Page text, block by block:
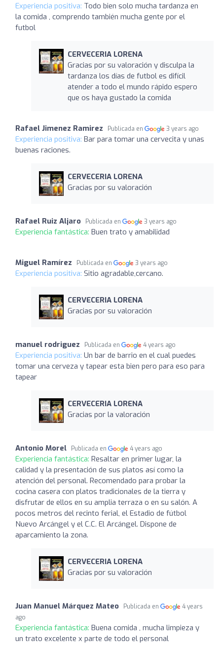
Experiencia positiva: Todo bien solo mucha tardanza en
la comida , comprendo también mucha gente por el
futbol
CERVECERIA LORENA
Gracias por su valoración y disculpa la
tardanza los días de futbol es difícil
atender a todo el mundo rápido espero
que os haya gustado la comida
Rafael Jimenez Ramirez Publicada en 3 years ago
Experiencia positiva: Bar para tomar una cervecita y unas
buenas raciones.
CERVECERIA LORENA
Gracias por su valoración
Rafael Ruiz Aljaro Publicada en 3 years ago
Experiencia fantástica: Buen trato y amabilidad
Miguel Ramírez Publicada en 3 years ago
Experiencia positiva: Sitio agradable,cercano.
CERVECERIA LORENA
Gracias por su valoración
manuel rodriguez Publicada en 4 years ago
Experiencia positiva: Un bar de barrio en el cual puedes
tomar una cerveza y tapear esta bien pero para eso para
tapear
CERVECERIA LORENA
Gracias por la valoración
Antonio Morel Publicada en 4 years ago
Experiencia fantástica: Resaltar en primer lugar, la
calidad y la presentación de sus platos así como la
atención del personal. Recomendado para probar la
cocina casera con platos tradicionales de la tierra y
disfrutar de ellos en su amplia terraza o en su salón. A
pocos metros del recinto ferial, el Estadio de fútbol
Nuevo Arcángel y el C.C. El Arcángel. Dispone de
aparcamiento la zona.
CERVECERIA LORENA
Gracias por su valoración
Juan Manuel Márquez Mateo Publicada en
4 years
ago
Experiencia fantástica: Buena comida , mucha limpieza y
un trato excelente x parte de todo el personal